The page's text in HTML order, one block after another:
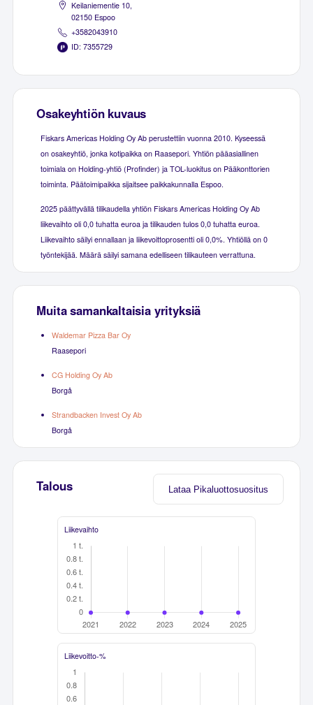
Keilaniementie 10,
02150 Espoo
+3582043910
ID: 7355729
Osakeyhtiön kuvaus
Fiskars Americas Holding Oy Ab perustettiin vuonna 2010. Kyseessä
on osakeyhtiö, jonka kotipaikka on Raasepori. Yhtiön pääasiallinen
toimiala on Holding-yhtiö (Profinder) ja TOL-luokitus on Pääkonttorien
toiminta. Päätoimipaikka sijaitsee paikkakunnalla Espoo.
2025 päättyvällä tilikaudella yhtiön Fiskars Americas Holding Oy Ab
liikevaihto oli 0,0 tuhatta euroa ja tilikauden tulos 0,0 tuhatta euroa.
Liikevaihto säilyi ennallaan ja liikevoittoprosentti oli 0,0%. Yhtiöllä on 0
työntekijää. Määrä säilyi samana edelliseen tilikauteen verrattuna.
Muita samankaltaisia yrityksiä
Waldemar Pizza Bar Oy
Raasepori
CG Holding Oy Ab
Borgå
Strandbacken Invest Oy Ab
Borgå
Lataa Pikaluottosuositus
Talous
Liikevaihto
Liikevoitto-%